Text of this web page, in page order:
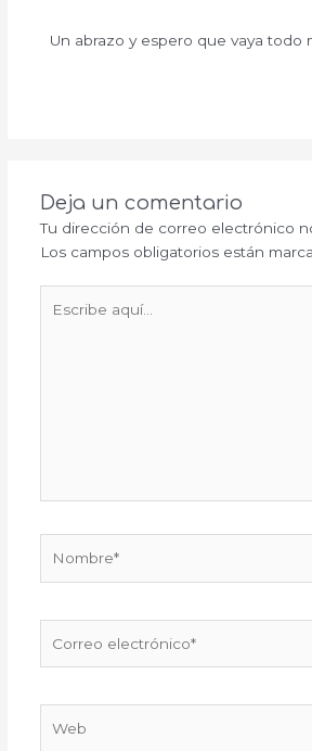
Un abrazo y espero que vaya todo
Deja un comentario
Tu dirección de correo electrónico
Los campos obligatorios están
aquí...
electrónico*